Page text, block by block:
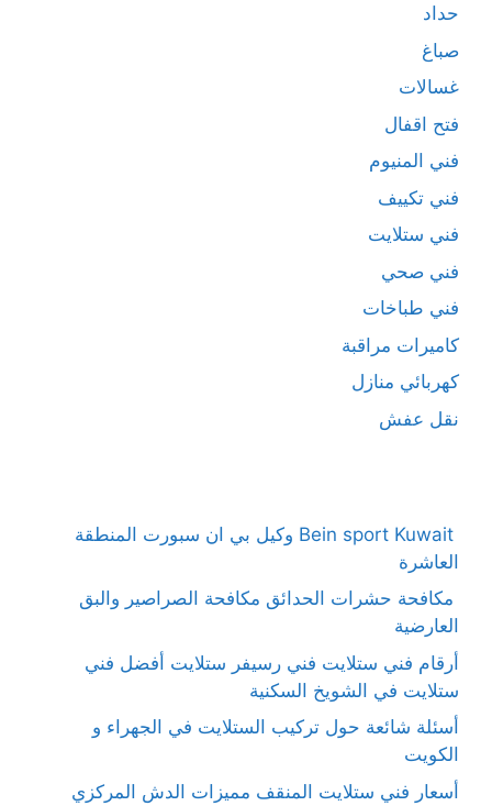
حداد
صباغ
غسالات
فتح اقفال
فني المنيوم
فني تكييف
فني ستلايت
فني صحي
فني طباخات
كاميرات مراقبة
كهربائي منازل
نقل عفش
Bein sport Kuwait وكيل بي ان سبورت المنطقة
العاشرة
مكافحة حشرات الحدائق مكافحة الصراصير والبق
العارضية
أرقام فني ستلايت فني رسيفر ستلايت أفضل فني
ستلايت في الشويخ السكنية
أسئلة شائعة حول تركيب الستلايت في الجهراء و
الكويت
أسعار فني ستلايت المنقف مميزات الدش المركزي